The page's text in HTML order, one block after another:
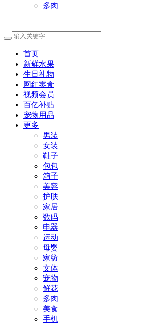
多肉
首页
新鲜水果
生日礼物
网红零食
视频会员
百亿补贴
宠物用品
更多
男装
女装
鞋子
包包
箱子
美容
护肤
家居
数码
电器
运动
母婴
家纺
文体
宠物
鲜花
多肉
美食
手机